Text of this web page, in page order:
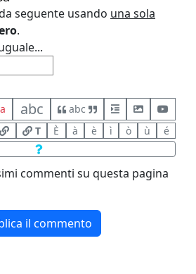
seguente usando una sola
.
a abc
abc
T
È à è ì ò ù é
commenti su questa pagina